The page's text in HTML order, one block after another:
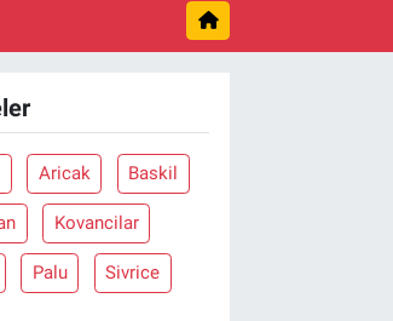
Aricak Baskil
Kovancilar
Palu Sivrice